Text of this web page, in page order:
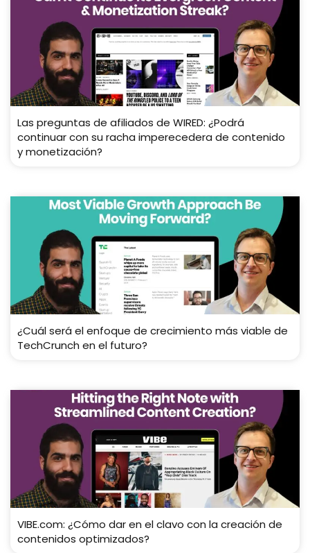
Las preguntas de afiliados de WIRED: ¿Podrá
continuar con su racha imperecedera de contenido
y monetización?
¿Cuál será el enfoque de crecimiento más viable de
TechCrunch en el futuro?
VIBE.com: ¿Cómo dar en el clavo con la creación de
contenidos optimizados?